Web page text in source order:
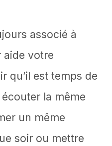
associé à
aide votre
qu’il est temps de
la même
un même
soir ou mettre